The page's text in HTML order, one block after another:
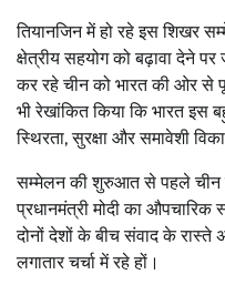
तियानजिन में हो रहे इस शिखर
क्षेत्रीय सहयोग को बढ़ावा देने पर
कर रहे चीन को भारत की ओर से
भी रेखांकित किया कि भारत इस
स्थिरता, सुरक्षा और समावेशी
सम्मेलन की शुरुआत से पहले चीन के
प्रधानमंत्री मोदी का
दोनों देशों के बीच संवाद के रास्ते
लगातार चर्चा में रहे हों।